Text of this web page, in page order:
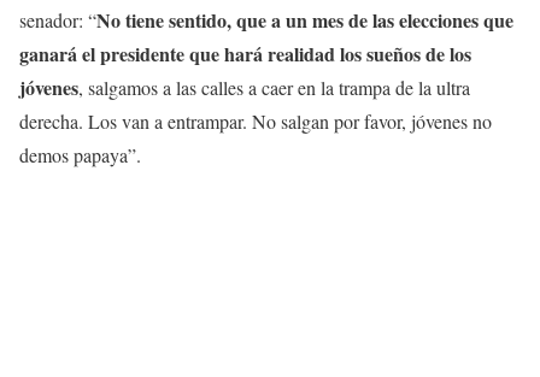
senador: “No tiene sentido, que a un mes de las elecciones que
ganará el presidente que hará realidad los sueños de los
jóvenes, salgamos a las calles a caer en la trampa de la ultra
derecha. Los van a entrampar. No salgan por favor, jóvenes no
demos papaya”.